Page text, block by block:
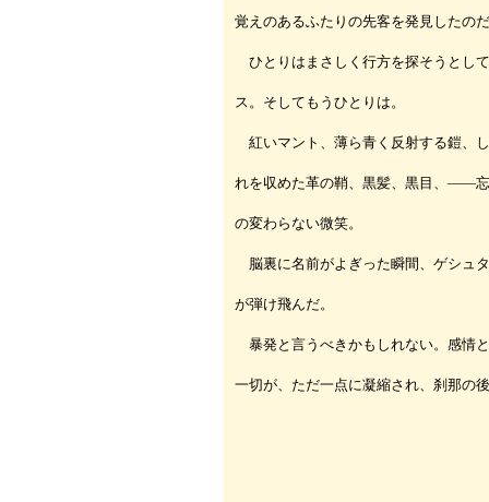
覚えのあるふたりの先客を発見したの
ひとりはまさしく行方を探そうとし
ス。そしてもうひとりは。
紅いマント、薄ら青く反射する鎧、
れを収めた革の鞘、黒髪、黒目、――
の変わらない微笑。
脳裏に名前がよぎった瞬間、ゲシュ
が弾け飛んだ。
暴発と言うべきかもしれない。感情
一切が、ただ一点に凝縮され、刹那の